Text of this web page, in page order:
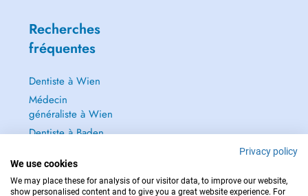
Recherches
fréquentes
Dentiste à Wien
Médecin
généraliste à Wien
Dentiste à Baden
Baden
Tout voir →
Privacy policy
We use cookies
We may place these for analysis of our visitor data, to improve our website,
show personalised content and to give you a great website experience. For